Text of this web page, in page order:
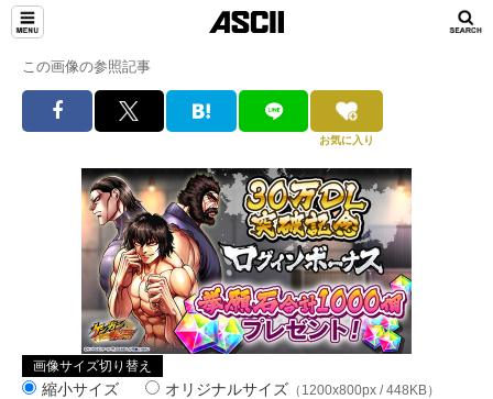
この画像の参照記事
お気に入り
画像サイズ切り替え
縮小サイズ オリジナルサイズ （1200x800px / 448KB）